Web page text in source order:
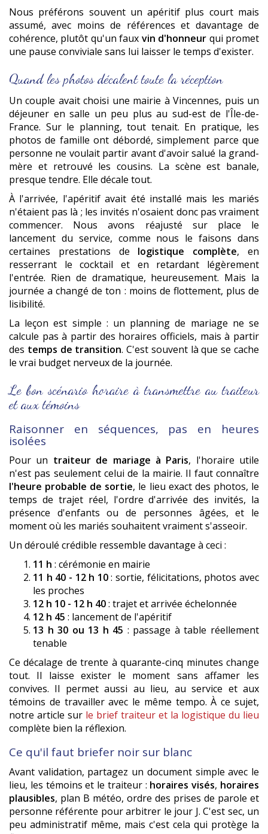
Nous préférons souvent un apéritif plus court mais
assumé, avec moins de références et davantage de
cohérence, plutôt qu'un faux vin d'honneur qui promet
une pause conviviale sans lui laisser le temps d'exister.
Quand les photos décalent toute la réception
Un couple avait choisi une mairie à Vincennes, puis un
déjeuner en salle un peu plus au sud-est de l'Île-de-
France. Sur le planning, tout tenait. En pratique, les
photos de famille ont débordé, simplement parce que
personne ne voulait partir avant d'avoir salué la grand-
mère et retrouvé les cousins. La scène est banale,
presque tendre. Elle décale tout.
À l'arrivée, l'apéritif avait été installé mais les mariés
n'étaient pas là ; les invités n'osaient donc pas vraiment
commencer. Nous avons réajusté sur place le
lancement du service, comme nous le faisons dans
certaines prestations de logistique complète, en
resserrant le cocktail et en retardant légèrement
l'entrée. Rien de dramatique, heureusement. Mais la
journée a changé de ton : moins de flottement, plus de
lisibilité.
La leçon est simple : un planning de mariage ne se
calcule pas à partir des horaires officiels, mais à partir
des temps de transition. C'est souvent là que se cache
le vrai budget nerveux de la journée.
Le bon scénario horaire à transmettre au traiteur
et aux témoins
Raisonner en séquences, pas en heures
isolées
Pour un traiteur de mariage à Paris, l'horaire utile
n'est pas seulement celui de la mairie. Il faut connaître
l'heure probable de sortie, le lieu exact des photos, le
temps de trajet réel, l'ordre d'arrivée des invités, la
présence d'enfants ou de personnes âgées, et le
moment où les mariés souhaitent vraiment s'asseoir.
Un déroulé crédible ressemble davantage à ceci :
11 h : cérémonie en mairie
11 h 40 - 12 h 10: sortie, félicitations, photos avec
les proches
12 h 10 - 12 h 40: trajet et arrivée échelonnée
12 h 45 : lancement de l'apéritif
13 h 30 ou 13 h 45 : passage à table réellement
tenable
Ce décalage de trente à quarante-cinq minutes change
tout. Il laisse exister le moment sans affamer les
convives. Il permet aussi au lieu, au service et aux
témoins de travailler avec le même tempo. À ce sujet,
notre article sur le brief traiteur et la logistique du lieu
complète bien la réflexion.
Ce qu'il faut briefer noir sur blanc
Avant validation, partagez un document simple avec le
lieu, les témoins et le traiteur : horaires visés, horaires
plausibles, plan B météo, ordre des prises de parole et
personne référente pour arbitrer le jour J. C'est sec, un
peu administratif même, mais c'est cela qui protège la